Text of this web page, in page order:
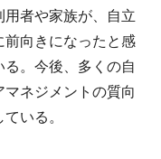
者や家族が、自立
前向きになったと感
。今後、多くの自
ネジメントの質向
いる。